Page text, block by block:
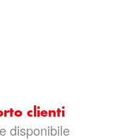
clienti
disponibile